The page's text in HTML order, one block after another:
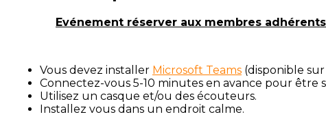
Evénement réserver aux membres
Vous devez installer Microsoft Teams (disponible
Connectez-vous 5-10 minutes en avance pour
Utilisez un casque et/ou des écouteurs.
Installez vous dans un endroit calme.